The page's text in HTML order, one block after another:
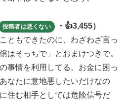
投稿者は悪くない
・👍3,455）
ともできたのに、わざわざ言っ
はそっちで」とおまけつきで。
事情を利用してる。お金に困っ
なたに意地悪したいだけなの
住む相手としては危険信号だ